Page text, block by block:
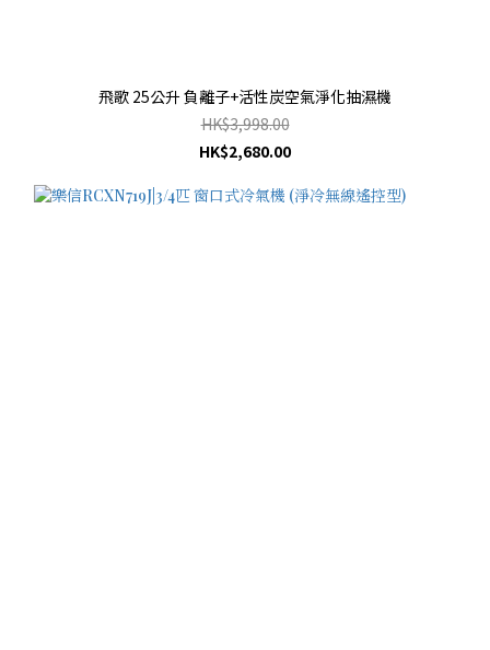
飛歌 25公升 負離子+活性炭空氣淨化抽濕機
HK$3,998.00
HK$2,680.00